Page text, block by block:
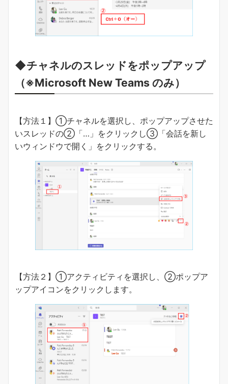
◆チャネルのスレッドをポップアップ
（※Microsoft New Teams のみ）
【方法１】①チャネルを選択し、ポップアップさせた
いスレッドの②「…」をクリックし③「会話を新し
いウィンドウで開く」をクリックする。
【方法２】①アクティビティを選択し、②ポップア
ップアイコンをクリックします。